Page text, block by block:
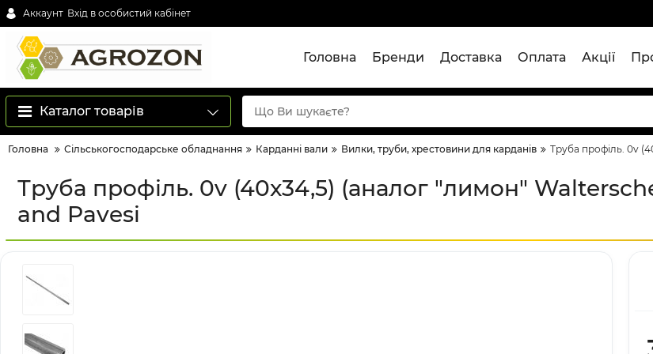
Аккаунт Вхід в особистий кабінет
Головна Бренди Доставка Оплата Акції
Каталог товарів
Головна Сільськогосподарське обладнання Карданні вали Вилки, труби, хрестовини для карданів Труба профіль. 0v
Труба профіль. 0v (40x34,5) (аналог "лимон"
and Pavesi